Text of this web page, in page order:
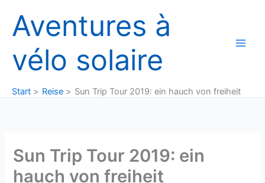
Inhalt
springen
Aventures à
vélo solaire
Start Reise Sun Trip Tour 2019: ein hauch von freiheit
Sun Trip Tour 2019: ein
hauch von freiheit